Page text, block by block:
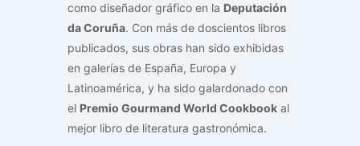
como diseñador gráfico en la Deputación
da Coruña. Con más de doscientos libros
publicados, sus obras han sido exhibidas
en galerías de España, Europa y
Latinoamérica, y ha sido galardonado con
el Premio Gourmand World Cookbook al
mejor libro de literatura gastronómica.